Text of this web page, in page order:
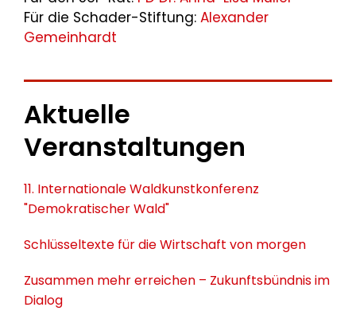
Für die Schader-Stiftung: Alexander
Gemeinhardt
Aktuelle
Veranstaltungen
11. Internationale Waldkunstkonferenz
"Demokratischer Wald"
Schlüsseltexte für die Wirtschaft von morgen
Zusammen mehr erreichen – Zukunftsbündnis im
Dialog